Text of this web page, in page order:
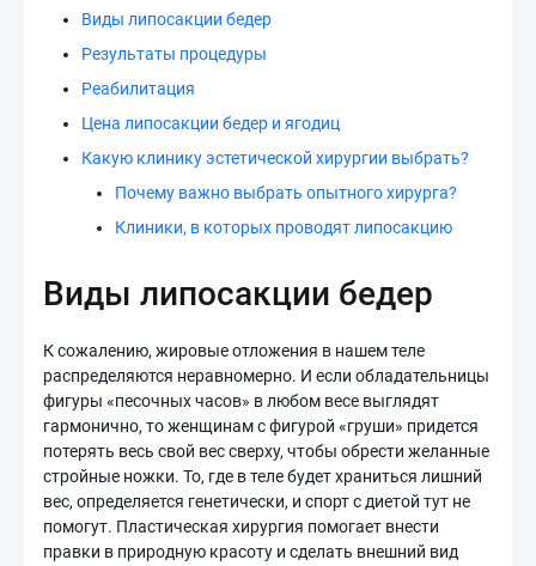
Виды липосакции бедер
Результаты процедуры
Реабилитация
Цена липосакции бедер и ягодиц
Какую клинику эстетической хирургии выбрать?
Почему важно выбрать опытного хирурга?
Клиники, в которых проводят липосакцию
Виды липосакции бедер
К сожалению, жировые отложения в нашем теле
распределяются неравномерно. И если обладательницы
фигуры «песочных часов» в любом весе выглядят
гармонично, то женщинам с фигурой «груши» придется
потерять весь свой вес сверху, чтобы обрести желанные
стройные ножки. То, где в теле будет храниться лишний
вес, определяется генетически, и спорт с диетой тут не
помогут. Пластическая хирургия помогает внести
правки в природную красоту и сделать внешний вид